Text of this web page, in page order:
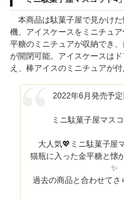
本商品は駄菓子屋で見かけた
機、アイスケースをミニチュ
平糖のミニチュアが収納でき
が開閉可能。アイスケースは
え、棒アイスのミニチュアが付
2022年6月発売予
ミニ駄菓子屋マス
大人気💖ミニ駄菓子屋
猫瓶に入った金平糖と懐
✨
過去の商品と合わせてさ